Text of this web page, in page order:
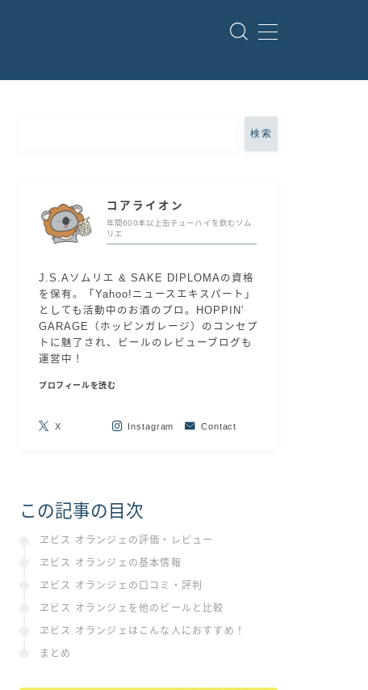
検索
コアライオン
年間600本以上缶チューハイを飲むソム
リエ
J.S.Aソムリエ & SAKE DIPLOMAの資格
を保有。「Yahoo!ニュースエキスパート」
としても活動中のお酒のプロ。HOPPIN’
GARAGE（ホッピンガレージ）のコンセプ
トに魅了され、ビールのレビューブログも
運営中！
プロフィールを読む
X Instagram Contact
この記事の目次
ヱビス オランジェの評価・レビュー
ヱビス オランジェの基本情報
ヱビス オランジェの口コミ・評判
ヱビス オランジェを他のビールと比較
ヱビス オランジェはこんな人におすすめ！
まとめ